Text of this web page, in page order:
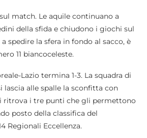
match. Le aquile continuano a
della sfida e chiudono i giochi sul
spedire la sfera in fondo al sacco, è
11 biancoceleste.
Lazio termina 1-3. La squadra di
lascia alle spalle la sconfitta con
ritrova i tre punti che gli permettono
posto della classifica del
Regionali Eccellenza.